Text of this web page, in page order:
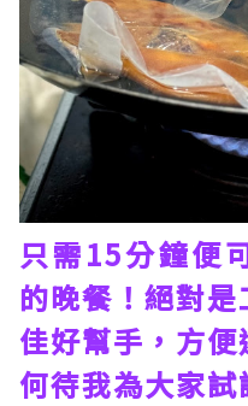
只需15分鐘便
的晚餐！絕對
佳好幫手，方
何待我為大家試